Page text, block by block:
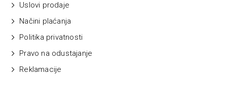
Uslovi prodaje
Načini plaćanja
Politika privatnosti
Pravo na odustajanje
Reklamacije